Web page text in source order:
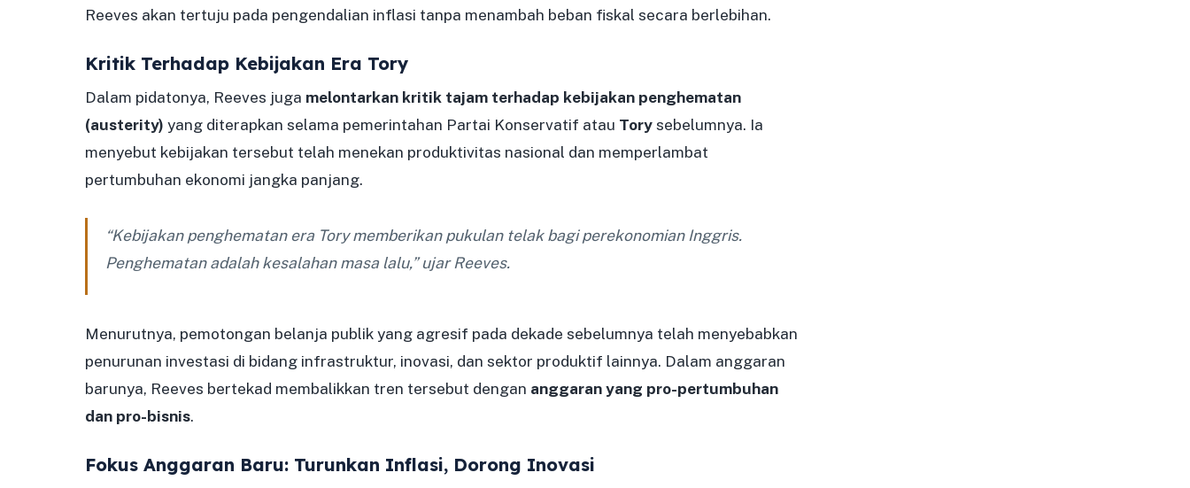
Reeves akan tertuju pada pengendalian inflasi tanpa menambah beban fiskal secara berlebihan.
Kritik Terhadap Kebijakan Era Tory
Dalam pidatonya, Reeves juga melontarkan kritik tajam terhadap kebijakan penghematan
(austerity) yang diterapkan selama pemerintahan Partai Konservatif atau Torysebelumnya. Ia
menyebut kebijakan tersebut telah menekan produktivitas nasional dan memperlambat
pertumbuhan ekonomi jangka panjang.
“Kebijakan penghematan era Tory memberikan pukulan telak bagi perekonomian Inggris.
Penghematan adalah kesalahan masa lalu,” ujar Reeves.
Menurutnya, pemotongan belanja publik yang agresif pada dekade sebelumnya telah menyebabkan
penurunan investasi di bidang infrastruktur, inovasi, dan sektor produktif lainnya. Dalam anggaran
barunya, Reeves bertekad membalikkan tren tersebut dengan anggaran yang pro-pertumbuhan
dan pro-bisnis.
Fokus Anggaran Baru: Turunkan Inflasi, Dorong Inovasi